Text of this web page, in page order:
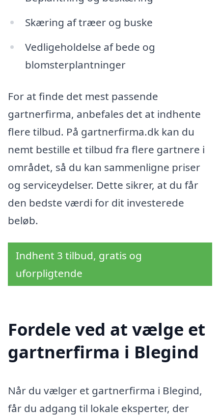
Skæring af træer og buske
Vedligeholdelse af bede og
blomsterplantninger
For at finde det mest passende
gartnerfirma, anbefales det at indhente
flere tilbud. På gartnerfirma.dk kan du
nemt bestille et tilbud fra flere gartnere i
området, så du kan sammenligne priser
og serviceydelser. Dette sikrer, at du får
den bedste værdi for dit investerede
beløb.
Indhent 3 tilbud, gratis og
uforpligtende
Fordele ved at vælge et
gartnerfirma i Blegind
Når du vælger et gartnerfirma i Blegind,
får du adgang til lokale eksperter, der